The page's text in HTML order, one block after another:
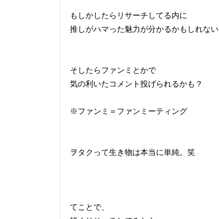
もしかしたらリサーチしてる内に
推しがハマった魅力が分かるかもしれな
そしたらファンミとかで
気の利いたコメント投げられるかも？
※ファンミ＝ファンミーティング
ヲタクって生き物は本当に単純。笑
てことで、